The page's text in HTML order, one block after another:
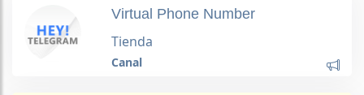
Virtual Phone Number
Tienda
Canal